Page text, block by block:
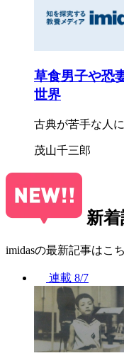
草食男子や恐
世界
古典が苦手な人
茂山千三郎
新
imidasの最新記事はこ
連載 8/7